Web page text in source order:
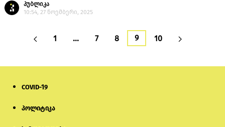
პუბლიკა
10:54, 27 ნოემბერი, 2025
1 … 7 8 9 10
COVID-19
პოლიტიკა